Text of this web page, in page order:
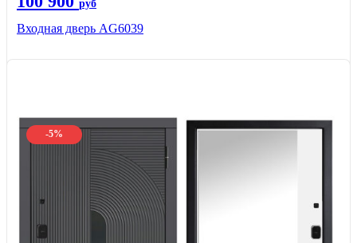
руб
Входная дверь AG6039
-5%